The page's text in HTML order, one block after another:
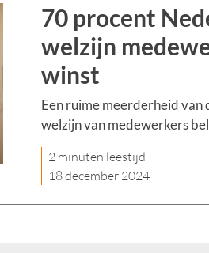
70 procent
welzijn
winst
Een ruime meerderheid van
welzijn van medewerkers
2 minuten leestijd
18 december 2024